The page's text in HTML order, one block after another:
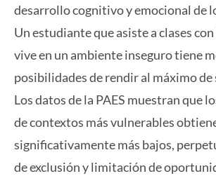
desarrollo cognitivo y emocional de
Un estudiante que asiste a clases
vive en un ambiente inseguro tiene
posibilidades de rendir al máximo de
Los datos de la PAES muestran que
de contextos más vulnerables
significativamente más bajos,
de exclusión y limitación de